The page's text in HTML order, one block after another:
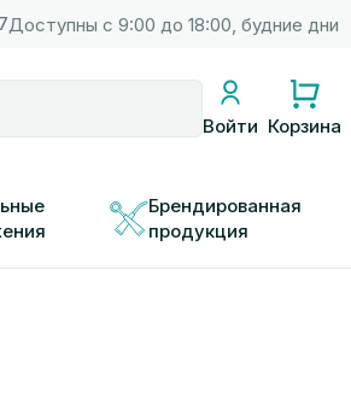
Доступны с 9:00 до 18:00, будние дни
Войти Корзина
Брендированная
продукция